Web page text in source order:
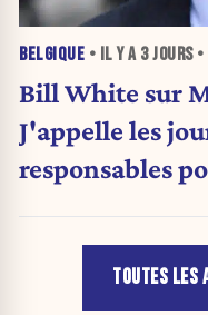
BELGIQUE • IL Y A 3 JOURS•
Bill White sur
J'appelle les
responsables
TOUTES LES